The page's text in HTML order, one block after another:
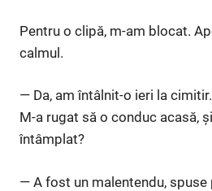
Pentru o clipă, m-am blocat.
calmul.
— Da, am întâlnit-o ieri la
M-a rugat să o conduc acasă,
întâmplat?
— A fost un malentendu,